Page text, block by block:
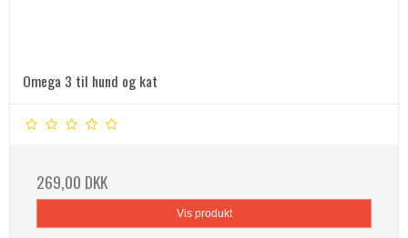
Omega 3 til hund og kat
269,00 DKK
Vis produkt